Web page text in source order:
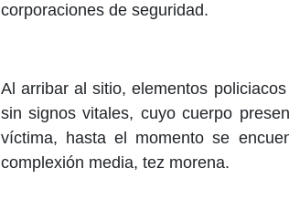
corporaciones de seguridad.
Al arribar al sitio, elementos
sin signos vitales, cuyo cuerpo
víctima, hasta el momento se
complexión media, tez morena.